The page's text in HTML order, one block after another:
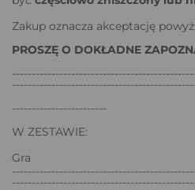
Zakup oznacza akceptację
PROSZĘ O DOKŁADNE
------------------------
W ZESTAWIE:
Gra